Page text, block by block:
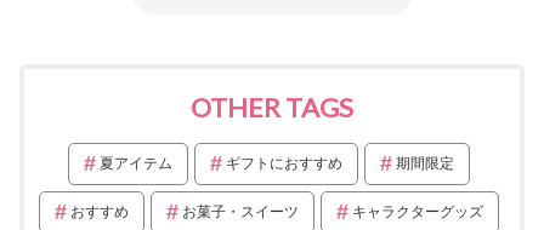
OTHER TAGS
夏アイテム ギフトにおすすめ 期間限定
おすすめ お菓子・スイーツ キャラクターグッズ